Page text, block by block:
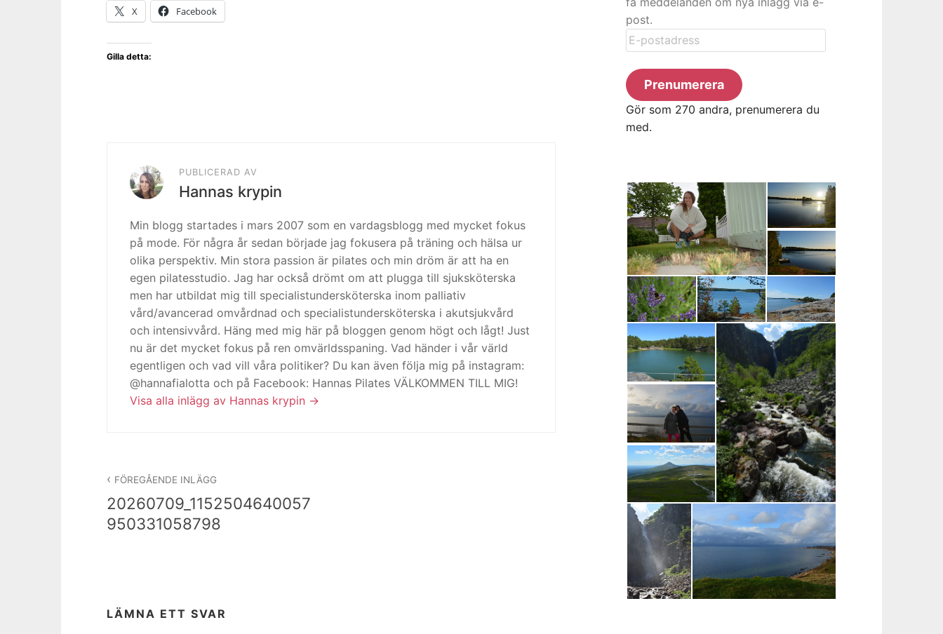
X Facebook
Gilla detta:
PUBLICERAD AV
Hannas krypin
Min blogg startades i mars 2007 som en vardagsblogg med mycket fokus
på mode. För några år sedan började jag fokusera på träning och hälsa ur
olika perspektiv. Min stora passion är pilates och min dröm är att ha en
egen pilatesstudio. Jag har också drömt om att plugga till sjuksköterska
men har utbildat mig till specialistundersköterska inom palliativ
vård/avancerad omvårdnad och specialistundersköterska i akutsjukvård
och intensivvård. Häng med mig här på bloggen genom högt och lågt! Just
nu är det mycket fokus på ren omvärldsspaning. Vad händer i vår värld
egentligen och vad vill våra politiker? Du kan även följa mig på instagram:
@hannafialotta och på Facebook: Hannas Pilates VÄLKOMMEN TILL MIG!
Visa alla inlägg av Hannas krypin
FÖREGÅENDE INLÄGG
20260709_1152504640057
950331058798
LÄMNA ETT SVAR
post.
E-
postadress
Prenumerera
Gör som 270 andra, prenumerera du
med.